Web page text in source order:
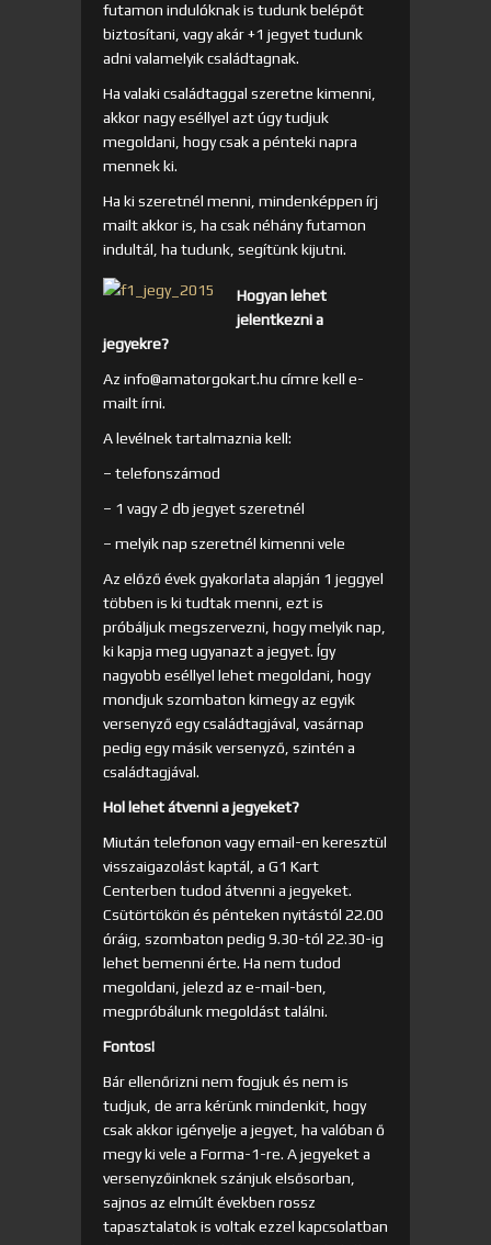
futamon indulóknak is tudunk belépőt
biztosítani, vagy akár +1 jegyet tudunk
adni valamelyik családtagnak.
Ha valaki családtaggal szeretne kimenni,
akkor nagy eséllyel azt úgy tudjuk
megoldani, hogy csak a pénteki napra
mennek ki.
Ha ki szeretnél menni, mindenképpen írj
mailt akkor is, ha csak néhány futamon
indultál, ha tudunk, segítünk kijutni.
Hogyan lehet
jelentkezni a
jegyekre?
Az info@amatorgokart.hu címre kell e-
mailt írni.
A levélnek tartalmaznia kell:
– telefonszámod
– 1 vagy 2 db jegyet szeretnél
– melyik nap szeretnél kimenni vele
Az előző évek gyakorlata alapján 1 jeggyel
többen is ki tudtak menni, ezt is
próbáljuk megszervezni, hogy melyik nap,
ki kapja meg ugyanazt a jegyet. Így
nagyobb eséllyel lehet megoldani, hogy
mondjuk szombaton kimegy az egyik
versenyző egy családtagjával, vasárnap
pedig egy másik versenyző, szintén a
családtagjával.
Hol lehet átvenni a jegyeket?
Miután telefonon vagy email-en keresztül
visszaigazolást kaptál, a G1 Kart
Centerben tudod átvenni a jegyeket.
Csütörtökön és pénteken nyitástól 22.00
óráig, szombaton pedig 9.30-tól 22.30-ig
lehet bemenni érte. Ha nem tudod
megoldani, jelezd az e-mail-ben,
megpróbálunk megoldást találni.
Fontos!
Bár ellenőrizni nem fogjuk és nem is
tudjuk, de arra kérünk mindenkit, hogy
csak akkor igényelje a jegyet, ha valóban ő
megy ki vele a Forma-1-re. A jegyeket a
versenyzőinknek szánjuk elsősorban,
sajnos az elmúlt években rossz
tapasztalatok is voltak ezzel kapcsolatban